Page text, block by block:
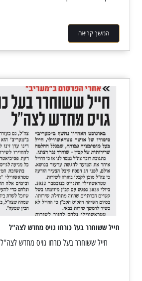
המשך קריאה
חייל ששוחרר בעל כורחו גויס מחדש לצה"ל
חייל ששוחרר בעל כורחו גויס מחדש לצה"ל